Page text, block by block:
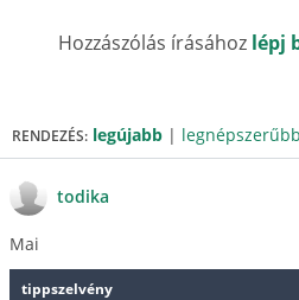
Hozzászólás írásához lépj
RENDEZÉS: legújabb | legnépszerűbb
todika
Mai
tippszelvény